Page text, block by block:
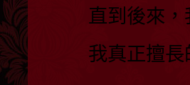
直到後來
我真正擅